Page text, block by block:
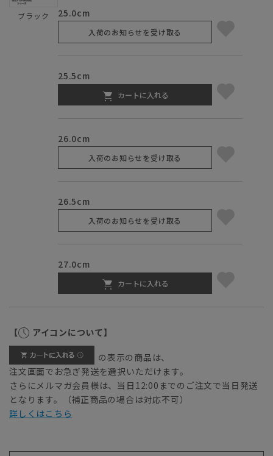
ブラック 25.0cm
入荷のお知らせを受け取る
25.5cm
カートに入れる
26.0cm
入荷のお知らせを受け取る
26.5cm
入荷のお知らせを受け取る
27.0cm
カートに入れる
【 アイコンについて】
の表示の商品は、
注文画面でお急ぎ発送を選択いただけます。
さらにメルマガ会員様は、当日12:00までのご注文で当日発送
となります。（補正商品の場合は対応不可）
詳しくはこちら